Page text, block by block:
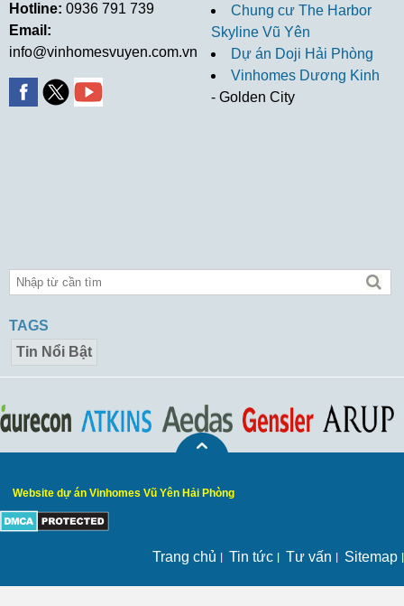
Hotline: 0936 791 739
Email:
info@vinhomesvuyen.com.vn
Chung cư The Harbor
Skyline Vũ Yên
Dự án Doji Hải Phòng
Vinhomes Dương Kinh
- Golden City
TAGS
Tin Nổi Bật
Website dự án Vinhomes Vũ Yên Hải Phòng
Trang chủ Tin tức Tư vấn Sitemap